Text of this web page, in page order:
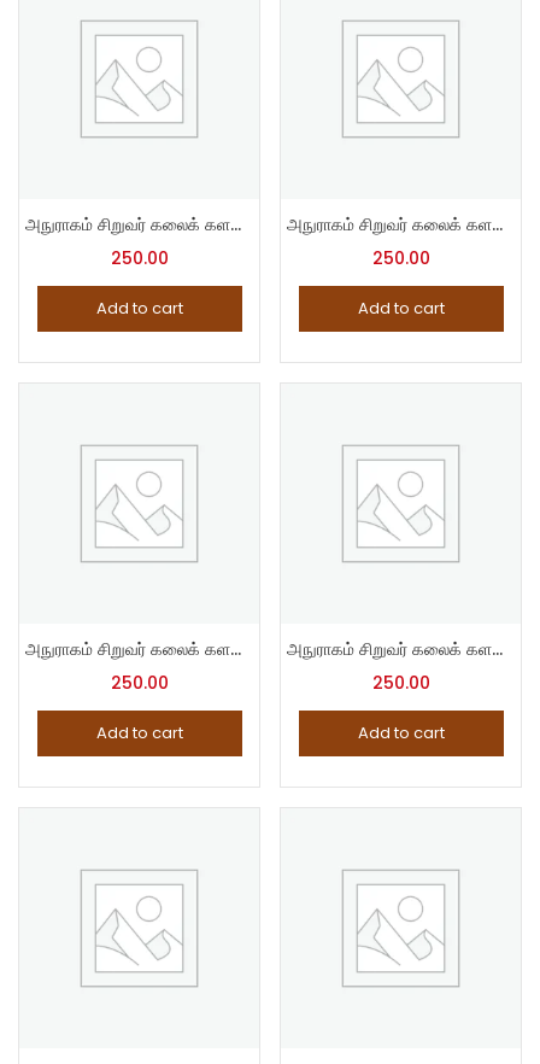
அநுராகம் சிறுவர் கலைக் களஞ்சியம் – 5
250.00
Add to cart
அநுராகம் சிறுவர் கலைக் களஞ்சியம் – 6
250.00
Add to cart
அநுராகம் சிறுவர் கலைக் களஞ்சியம் – 7
250.00
Add to cart
அநுராகம் சிறுவர் கலைக் களஞ்சியம் – 8
250.00
Add to cart